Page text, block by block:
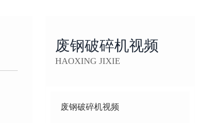
废钢破碎机视频
HAOXING JIXIE
废钢破碎机视频